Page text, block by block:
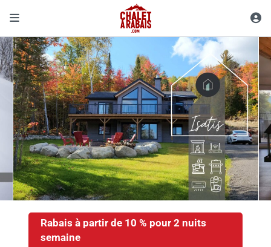
Rabais à partir de 10 % pour 2 nuits
semaine